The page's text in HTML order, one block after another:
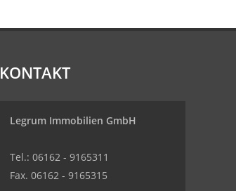
KONTAKT
Legrum Immobilien GmbH
Tel.: 06162 - 9165311
Fax. 06162 - 9165315